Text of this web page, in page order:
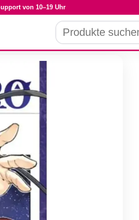
von 10–19 Uhr
Produkte
suchen